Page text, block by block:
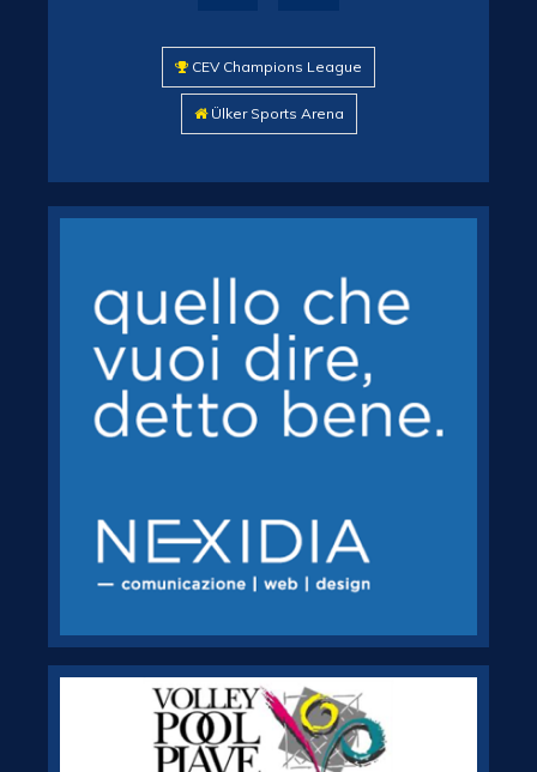
CEV Champions League
Ülker Sports Arena